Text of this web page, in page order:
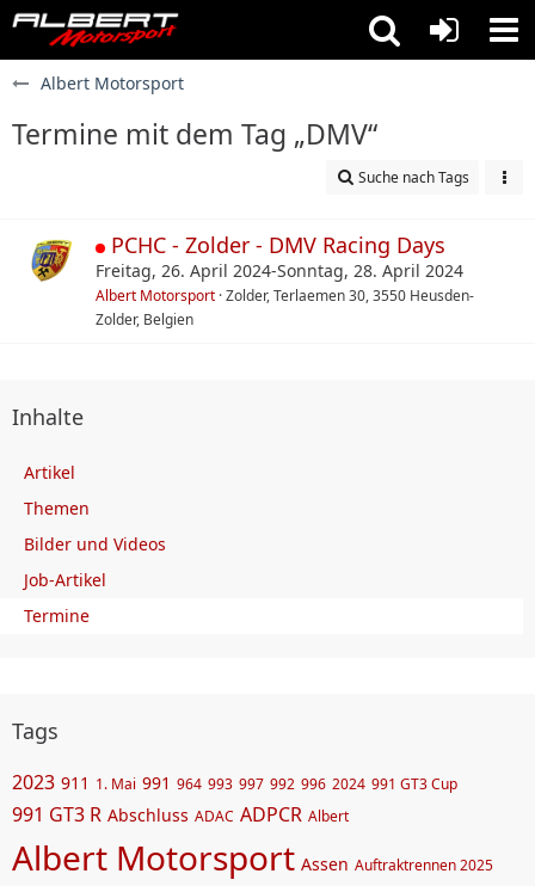
Albert Motorsport
Termine mit dem Tag „DMV“
Suche nach Tags
PCHC - Zolder - DMV Racing Days
Freitag, 26. April 2024-Sonntag, 28. April 2024
Albert Motorsport Zolder, Terlaemen 30, 3550 Heusden-
Zolder, Belgien
Inhalte
Artikel
Themen
Bilder und Videos
Job-Artikel
Termine
Tags
2023 911 1. Mai 991 964 993 997 992 996 2024 991 GT3 Cup
991 GT3 R Abschluss ADAC ADPCR Albert
Albert Motorsport Assen Auftraktrennen 2025